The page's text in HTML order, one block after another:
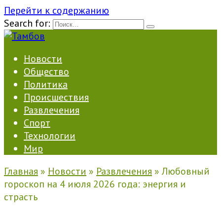
Перейти к содержанию
Search for:
Новости
Общество
Политика
Происшествия
Развлечения
Спорт
Технологии
Мир
Главная » Новости » Развлечения »Любовный
гороскоп на 4 июля 2026 года: энергия и
страсть